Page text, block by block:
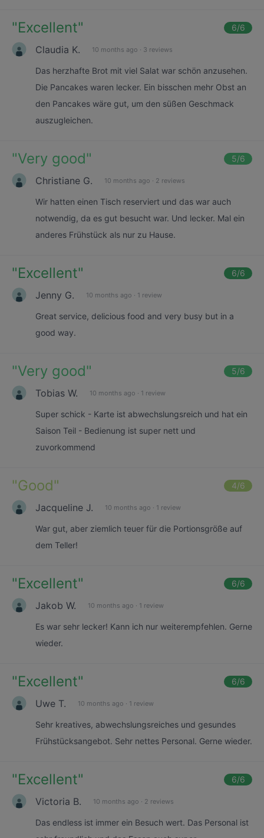
"Excellent" 6/6
Claudia K. 10 months ago · 3 reviews
Das herzhafte Brot mit viel Salat war schön anzusehen.
Die Pancakes waren lecker. Ein bisschen mehr Obst an
den Pancakes wäre gut, um den süßen Geschmack
auszugleichen.
"Very good" 5/6
Christiane G. 10 months ago · 2 reviews
Wir hatten einen Tisch reserviert und das war auch
notwendig, da es gut besucht war. Und lecker. Mal ein
anderes Frühstück als nur zu Hause.
"Excellent" 6/6
Jenny G. 10 months ago · 1 review
Great service, delicious food and very busy but in a
good way.
"Very good" 5/6
Tobias W. 10 months ago · 1 review
Super schick - Karte ist abwechslungsreich und hat ein
Saison Teil - Bedienung ist super nett und
zuvorkommend
"Good" 4/6
Jacqueline J. 10 months ago · 1 review
War gut, aber ziemlich teuer für die Portionsgröße auf
dem Teller!
"Excellent" 6/6
Jakob W. 10 months ago · 1 review
Es war sehr lecker! Kann ich nur weiterempfehlen. Gerne
wieder.
"Excellent" 6/6
Uwe T. 10 months ago · 1 review
Sehr kreatives, abwechslungsreiches und gesundes
Frühstücksangebot. Sehr nettes Personal. Gerne wieder.
"Excellent" 6/6
Victoria B. 10 months ago · 2 reviews
Das endless ist immer ein Besuch wert. Das Personal ist